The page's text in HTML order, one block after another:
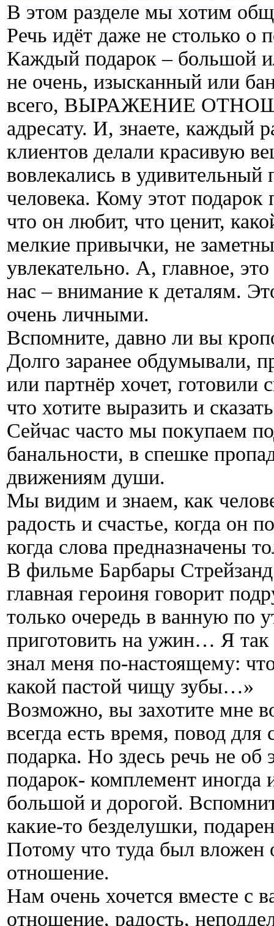
В этом разделе мы хотим
Речь идёт даже не столько о
Каждый подарок – большой
не очень, изысканный или
всего, ВЫРАЖЕНИЕ
адресату. И, знаете, каждый
клиентов делали красивую
вовлекались в удивительный
человека. Кому этот подарок
что он любит, что ценит,
мелкие привычки, не
увлекательно. А, главное,
нас – внимание к деталям.
очень личными.
Вспомните, давно ли вы
Долго заранее обдумывали,
или партнёр хочет,
что хотите выразить и
Сейчас часто мы покупаем
банальности, в спешке
движениям души.
Мы видим и знаем, как
радость и счастье, когда он
когда слова предназначены
В фильме Барбары
главная героиня говорит
только очередь в ванную по
приготовить на ужин… Я так
знал меня по-настоящему:
какой пастой чищу зубы…»
Возможно, вы захотите мне
всегда есть время, повод для
подарка. Но здесь речь не
подарок- комплемент
большой и дорогой.
какие-то безделушки,
Потому что туда был вложен
отношение.
Нам очень хочется вместе с
отношение, радость,